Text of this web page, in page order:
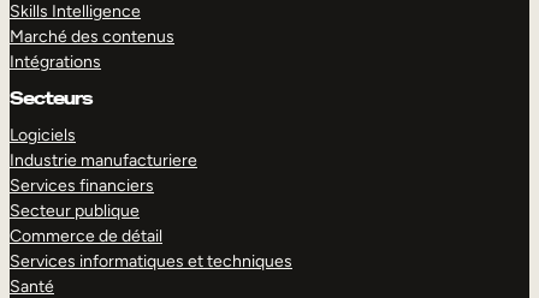
Skills Intelligence
Marché des contenus
Intégrations
Secteurs
Logiciels
Industrie manufacturiere
Services financiers
Secteur publique
Commerce de détail
Services informatiques et techniques
Santé